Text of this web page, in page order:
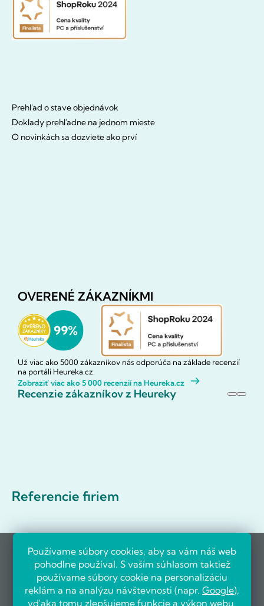
Používame súbory cookies, aby sa vám náš web
pohodlne používal. S vaším súhlasom taktiež
používame súbory cookie na personalizáciu
reklám a na analýzu návštevnosti (napr. Google),
vďaka tomu zlepšujeme funkcie a výkon webu.
Prehľad o stave objednávok
Doklady prehľadne na jednom mieste
O novinkách sa dozviete ako prví
OVERENÉ ZÁKAZNÍKMI
Už viac ako 5000 zákazníkov nás odporúča na základe recenzií
na portáli Heureka.cz.
Zobraziť viac ako 5 000 recenzií na Heureka.cz
Recenzie zákazníkov z Heureky
Referencie firiem